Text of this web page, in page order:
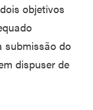
objetivos
submissão do
dispuser de